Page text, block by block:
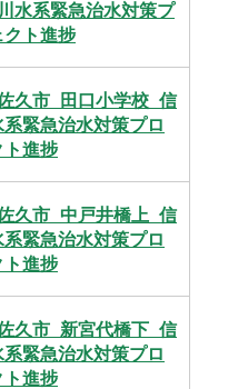
川水系緊急治水対策プ
クト進捗
久市_田口小学校_信
緊急治水対策プロ
ト進捗
久市_中戸井橋上_信
緊急治水対策プロ
ト進捗
久市_新宮代橋下_信
緊急治水対策プロ
ト進捗